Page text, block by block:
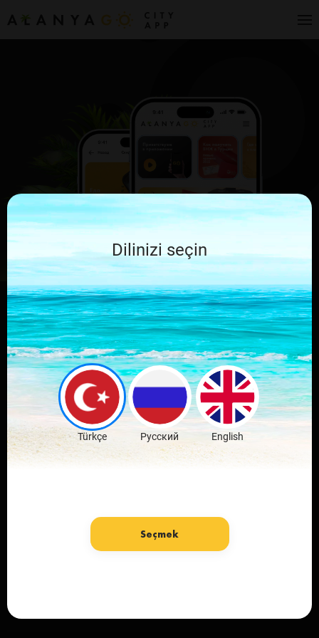
Скачай мобильное
приложение
любимого города
Скачать бесплатно
Dilinizi seçin
Türkçe Русский English
Seçmek